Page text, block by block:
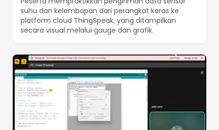
suhu dan kelembapan dari perangkat keras ke
platform cloud ThingSpeak, yang ditampilkan
secara visual melalui gauge dan grafik.